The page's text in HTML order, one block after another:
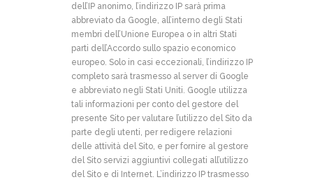
dell’IP anonimo, l’indirizzo IP sarà prima
abbreviato da Google, all’interno degli Stati
membri dell’Unione Europea o in altri Stati
parti dell’Accordo sullo spazio economico
europeo. Solo in casi eccezionali, l’indirizzo IP
completo sarà trasmesso al server di Google
e abbreviato negli Stati Uniti. Google utilizza
tali informazioni per conto del gestore del
presente Sito per valutare l’utilizzo del Sito da
parte degli utenti, per redigere relazioni
delle attività del Sito, e per fornire al gestore
del Sito servizi aggiuntivi collegati all’utilizzo
del Sito e di Internet. L’indirizzo IP trasmesso